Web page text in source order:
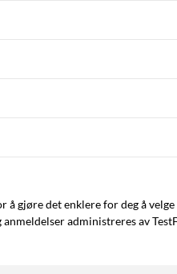
å gjøre det enklere for deg å
administreres av